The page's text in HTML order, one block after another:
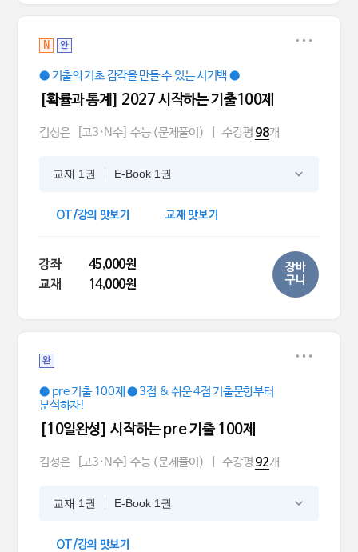
N 완
● 기출의 기초 감각을 만들 수 있는 시기백 ●
[확률과 통계] 2027 시작하는 기출100제
김성은 [고3·N수] 수능 (문제풀이) 수강평 98개
교재 1권 E-Book 1권
OT/강의 맛보기 교재 맛보기
강좌
45,000원
교재
14,000원
장바
구니
완
● pre 기출 100제 ● 3점 & 쉬운 4점 기출문항부터
분석하자!
[10일완성] 시작하는 pre 기출 100제
김성은 [고3·N수] 수능 (문제풀이) 수강평 92개
교재 1권 E-Book 1권
OT/강의 맛보기